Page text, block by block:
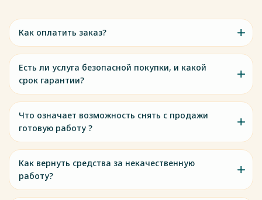
Как оплатить заказ?
Есть ли услуга безопасной покупки, и какой
срок гарантии?
Что означает возможность снять с продажи
готовую работу ?
Как вернуть средства за некачественную
работу?